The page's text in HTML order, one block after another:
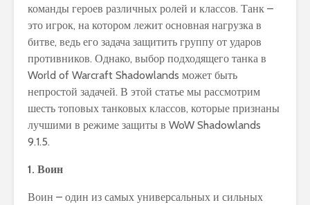
команды героев различных ролей и классов. Танк –
это игрок, на котором лежит основная нагрузка в
битве, ведь его задача защитить группу от ударов
противников. Однако, выбор подходящего танка в
World of Warcraft Shadowlands может быть
непростой задачей. В этой статье мы рассмотрим
шесть топовых танковых классов, которые признаны
лучшими в режиме защиты в WoW Shadowlands
9.1.5.
1. Воин
Воин – один из самых универсальных и сильных